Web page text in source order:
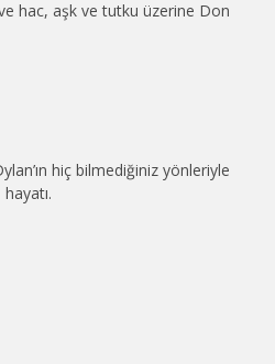
hac, aşk ve tutku üzerine Don
hiç bilmediğiniz yönleriyle
hayatı.